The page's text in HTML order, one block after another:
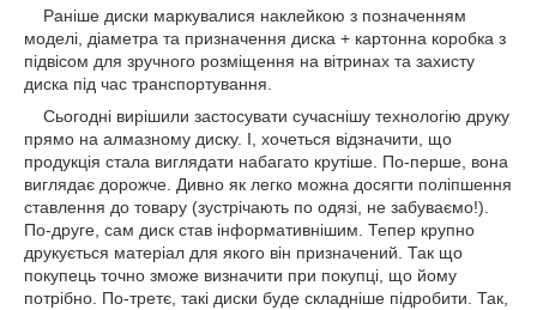
Раніше диски маркувалися наклейкою з позначенням
моделі, діаметра та призначення диска + картонна коробка з
підвісом для зручного розміщення на вітринах та захисту
диска під час транспортування.
Сьогодні вирішили застосувати сучаснішу технологію друку
прямо на алмазному диску. І, хочеться відзначити, що
продукція стала виглядати набагато крутіше. По-перше, вона
виглядає дорожче. Дивно як легко можна досягти поліпшення
ставлення до товару (зустрічають по одязі, не забуваємо!).
По-друге, сам диск став інформативнішим. Тепер крупно
друкується матеріал для якого він призначений. Так що
покупець точно зможе визначити при покупці, що йому
потрібно. По-третє, такі диски буде складніше підробити. Так,